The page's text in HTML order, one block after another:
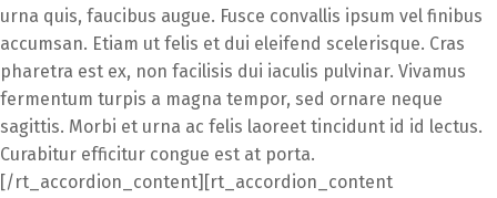
urna quis, faucibus augue. Fusce convallis ipsum vel finibus
accumsan. Etiam ut felis et dui eleifend scelerisque. Cras
pharetra est ex, non facilisis dui iaculis pulvinar. Vivamus
fermentum turpis a magna tempor, sed ornare neque
sagittis. Morbi et urna ac felis laoreet tincidunt id id lectus.
Curabitur efficitur congue est at porta.
[/rt_accordion_content][rt_accordion_content